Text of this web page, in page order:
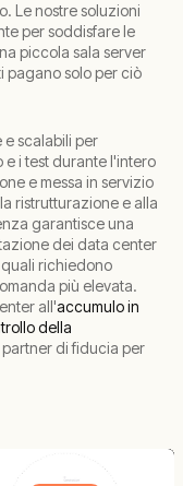
Le nostre soluzioni
per soddisfare le
piccola sala server
pagano solo per ciò
scalabili per
i test durante l'intero
e messa in servizio
ristrutturazione e alla
garantisce una
dei data center
richiedono
più elevata.
all'accumulo in
della
di fiducia per